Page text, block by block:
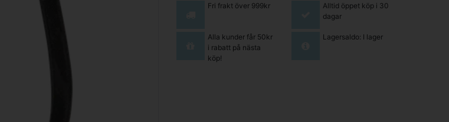
Fri frakt över 999kr
Alltid öppet köp i 30
dagar
Alla kunder får 50kr
i rabatt på nästa
köp!
Lagersaldo: I lager